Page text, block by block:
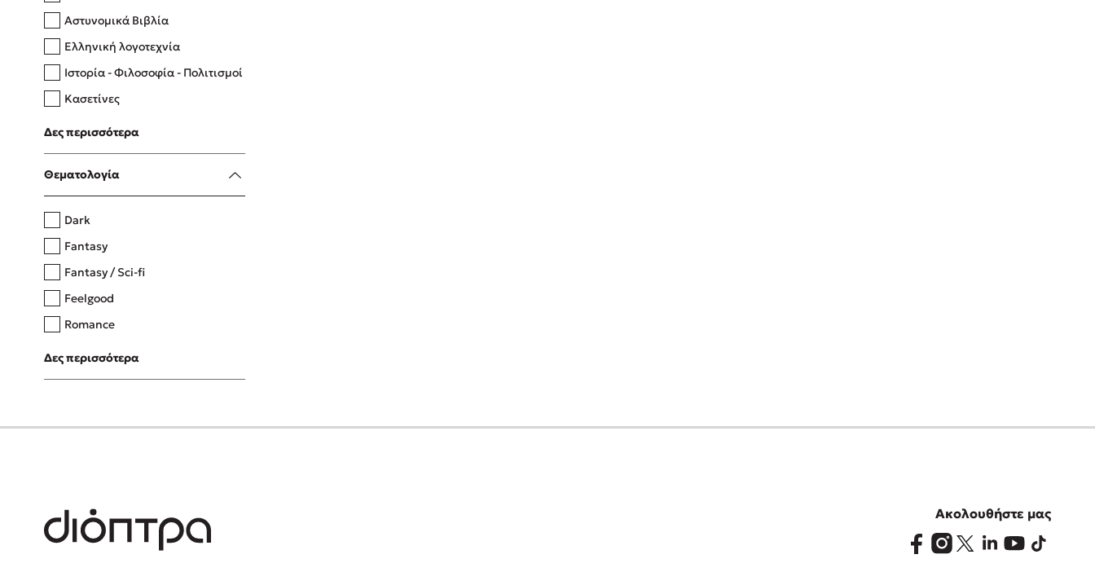
Δανάη Δεληγεώργη
Πάνω, κάτω, μπροστά, πίσω
Η μέθοδος Αφήστε τους
Αστυνομικά Βιβλία
Ελληνική λογοτεχνία
Ιστορία - Φιλοσοφία - Πολιτισμοί
Κασετίνες
Λευκώματα - Έγχρωμοι οδηγοί
Μαγειρική
Δες περισσότερα
Θεματολογία
Dark
Fantasy
Fantasy / Sci-fi
Feelgood
Romance
Upmarket
Young Adult
Δες περισσότερα
Ακολουθήστε μας